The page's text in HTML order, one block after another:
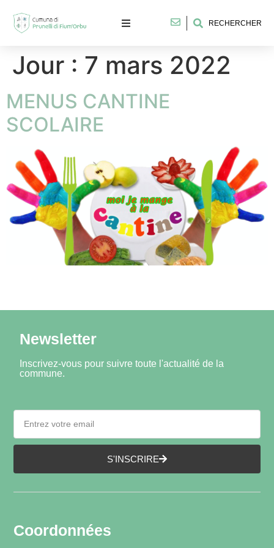
RECHERCHER
Jour : 7 mars 2022
MENUS CANTINE
SCOLAIRE
Newsletter
Inscrivez-vous pour suivre toute l'actualité de la
commune.
S'INSCRIRE
Coordonnées